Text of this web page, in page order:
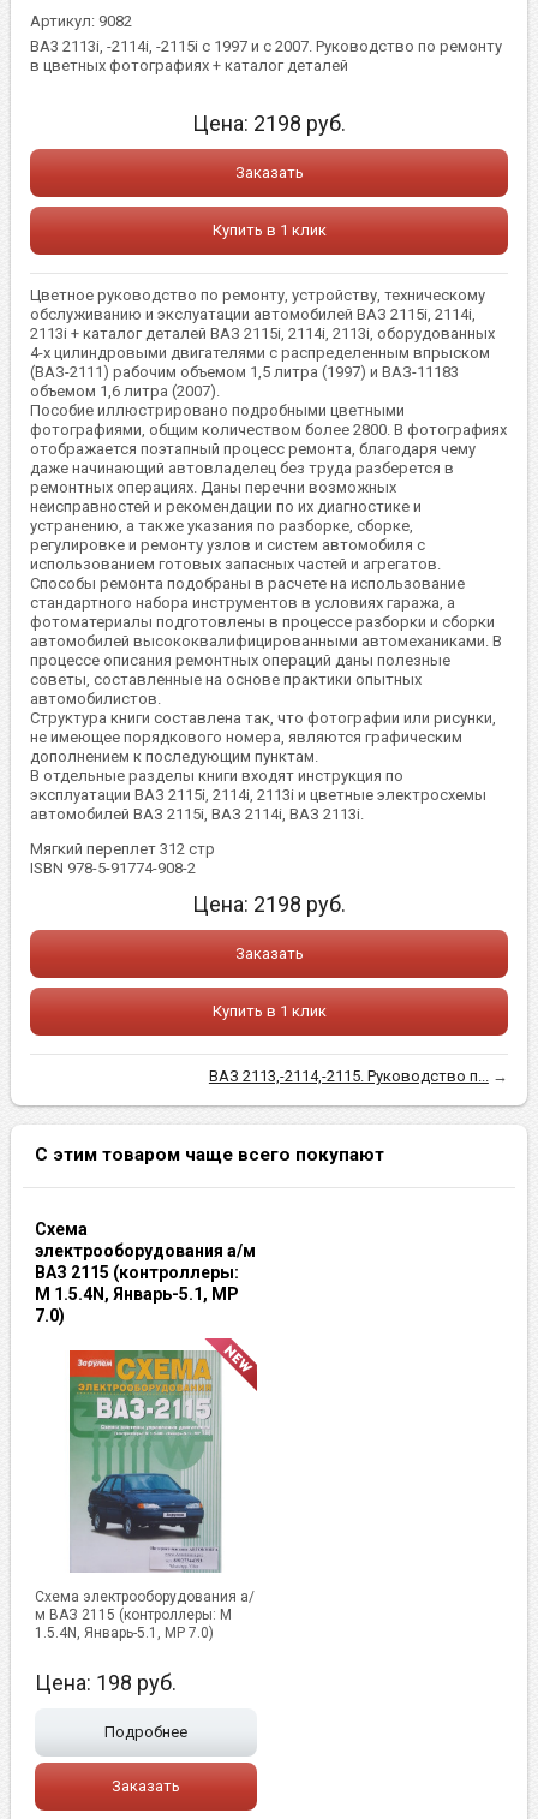
Артикул: 9082
BA3 2113i, -2114i, -2115i с 1997 и с 2007. Руководство по ремонту
в цветных фотографиях + каталог деталей
Цена: 2198 руб.
Заказать
Купить в 1 клик
Цветное руководство по ремонту, устройству, техническому
обслуживанию и экслуатации автомобилей ВАЗ 2115i, 2114i,
2113i + каталог деталей ВАЗ 2115i, 2114i, 2113i, оборудованных
4-х цилиндровыми двигателями с распределенным впрыском
(ВАЗ-2111) рабочим объемом 1,5 литра (1997) и ВАЗ-11183
объемом 1,6 литра (2007).
Пособие иллюстрировано подробными цветными
фотографиями, общим количеством более 2800. В фотографиях
отображается поэтапный процесс ремонта, благодаря чему
даже начинающий автовладелец без труда разберется в
ремонтных операциях. Даны перечни возможных
неисправностей и рекомендации по их диагностике и
устранению, а также указания по разборке, сборке,
регулировке и ремонту узлов и систем автомобиля с
использованием готовых запасных частей и агрегатов.
Способы ремонта подобраны в расчете на использование
стандартного набора инструментов в условиях гаража, а
фотоматериалы подготовлены в процессе разборки и сборки
автомобилей высококвалифицированными автомеханиками. В
процессе описания ремонтных операций даны полезные
советы, составленные на основе практики опытных
автомобилистов.
Структура книги составлена так, что фотографии или рисунки,
не имеющее порядкового номера, являются графическим
дополнением к последующим пунктам.
В отдельные разделы книги входят инструкция по
эксплуатации ВАЗ 2115i, 2114i, 2113i и цветные электросхемы
автомобилей ВАЗ 2115i, ВАЗ 2114i, ВАЗ 2113i.
Мягкий переплет 312 стр
ISBN 978-5-91774-908-2
Цена: 2198 руб.
Заказать
Купить в 1 клик
ВАЗ 2113,-2114,-2115. Руководство п... →
С этим товаром чаще всего покупают
Схема
электрооборудования а/м
ВАЗ 2115 (контроллеры:
М 1.5.4N, Январь-5.1, МР
7.0)
Схема электрооборудования а/
м ВАЗ 2115 (контроллеры: М
1.5.4N, Январь-5.1, МР 7.0)
Цена: 198 руб.
Подробнее
Заказать